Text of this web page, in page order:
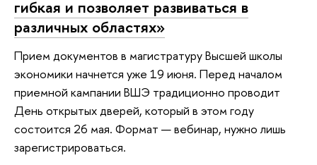
гибкая и позволяет развиваться в
различных областях»
Прием документов в магистратуру Высшей школы
экономики начнется уже 19 июня. Перед началом
приемной кампании ВШЭ традиционно проводит
День открытых дверей, который в этом году
состоится 26 мая. Формат — вебинар, нужно лишь
зарегистрироваться.